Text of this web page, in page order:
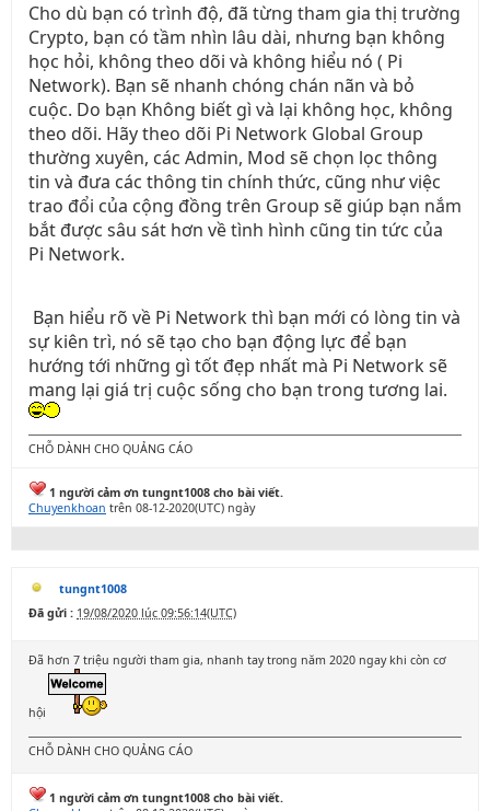
Cho dù bạn có trình độ, đã từng tham gia thị trường
Crypto, bạn có tầm nhìn lâu dài, nhưng bạn không
học hỏi, không theo dõi và không hiểu nó ( Pi
Network). Bạn sẽ nhanh chóng chán nãn và bỏ
cuộc. Do bạn Không biết gì và lại không học, không
theo dõi. Hãy theo dõi Pi Network Global Group
thường xuyên, các Admin, Mod sẽ chọn lọc thông
tin và đưa các thông tin chính thức, cũng như việc
trao đổi của cộng đồng trên Group sẽ giúp bạn nắm
bắt được sâu sát hơn về tình hình cũng tin tức của
Pi Network.
Bạn hiểu rõ về Pi Network thì bạn mới có lòng tin và
sự kiên trì, nó sẽ tạo cho bạn động lực để bạn
hướng tới những gì tốt đẹp nhất mà Pi Network sẽ
mang lại giá trị cuộc sống cho bạn trong tương lai.
CHỖ DÀNH CHO QUẢNG CÁO
1 người cảm ơn tungnt1008 cho bài viết.
Chuyenkhoan trên 08-12-2020(UTC) ngày
tungnt1008
Đã gửi : 19/08/2020 lúc 09:56:14(UTC)
Đã hơn 7 triệu người tham gia, nhanh tay trong năm 2020 ngay khi còn cơ
hội
CHỖ DÀNH CHO QUẢNG CÁO
1 người cảm ơn tungnt1008 cho bài viết.